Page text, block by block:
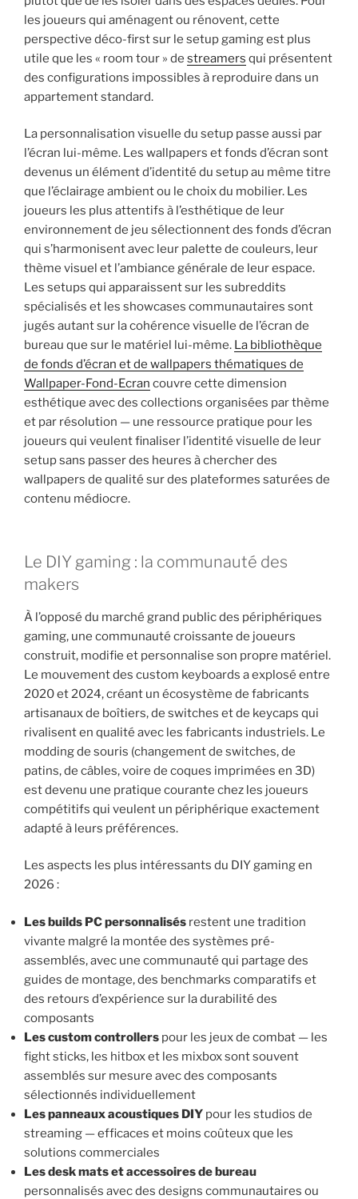
les joueurs qui aménagent ou rénovent, cette
perspective déco-first sur le setup gaming est plus
utile que les « room tour » de streamers qui présentent
des configurations impossibles à reproduire dans un
appartement standard.
La personnalisation visuelle du setup passe aussi par
l’écran lui-même. Les wallpapers et fonds d’écran sont
devenus un élément d’identité du setup au même titre
que l’éclairage ambient ou le choix du mobilier. Les
joueurs les plus attentifs à l’esthétique de leur
environnement de jeu sélectionnent des fonds d’écran
qui s’harmonisent avec leur palette de couleurs, leur
thème visuel et l’ambiance générale de leur espace.
Les setups qui apparaissent sur les subreddits
spécialisés et les showcases communautaires sont
jugés autant sur la cohérence visuelle de l’écran de
bureau que sur le matériel lui-même. La bibliothèque
de fonds d’écran et de wallpapers thématiques de
Wallpaper-Fond-Ecran couvre cette dimension
esthétique avec des collections organisées par thème
et par résolution — une ressource pratique pour les
joueurs qui veulent finaliser l’identité visuelle de leur
setup sans passer des heures à chercher des
wallpapers de qualité sur des plateformes saturées de
contenu médiocre.
Le DIY gaming : la communauté des
makers
À l’opposé du marché grand public des périphériques
gaming, une communauté croissante de joueurs
construit, modifie et personnalise son propre matériel.
Le mouvement des custom keyboards a explosé entre
2020 et 2024, créant un écosystème de fabricants
artisanaux de boîtiers, de switches et de keycaps qui
rivalisent en qualité avec les fabricants industriels. Le
modding de souris (changement de switches, de
patins, de câbles, voire de coques imprimées en 3D)
est devenu une pratique courante chez les joueurs
compétitifs qui veulent un périphérique exactement
adapté à leurs préférences.
Les aspects les plus intéressants du DIY gaming en
2026 :
Les builds PC personnalisés restent une tradition
vivante malgré la montée des systèmes pré-
assemblés, avec une communauté qui partage des
guides de montage, des benchmarks comparatifs et
des retours d’expérience sur la durabilité des
composants
Les custom controllers pour les jeux de combat — les
fight sticks, les hitbox et les mixbox sont souvent
assemblés sur mesure avec des composants
sélectionnés individuellement
Les panneaux acoustiques DIY pour les studios de
streaming — efficaces et moins coûteux que les
solutions commerciales
Les desk mats et accessoires de bureau
personnalisés avec des designs communautaires ou